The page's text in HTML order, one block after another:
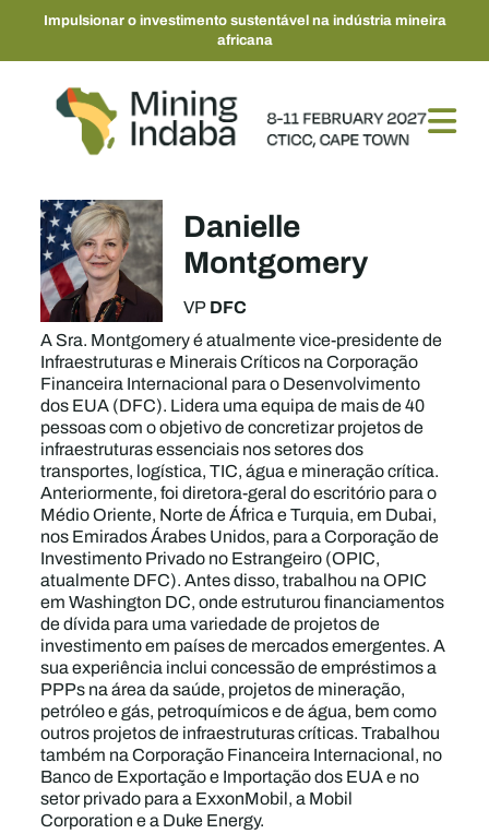
Impulsionar o investimento sustentável na indústria mineira
africana
Danielle
Montgomery
VPDFC
A Sra. Montgomery é atualmente vice-presidente de
Infraestruturas e Minerais Críticos na Corporação
Financeira Internacional para o Desenvolvimento
dos EUA (DFC). Lidera uma equipa de mais de 40
pessoas com o objetivo de concretizar projetos de
infraestruturas essenciais nos setores dos
transportes, logística, TIC, água e mineração crítica.
Anteriormente, foi diretora-geral do escritório para o
Médio Oriente, Norte de África e Turquia, em Dubai,
nos Emirados Árabes Unidos, para a Corporação de
Investimento Privado no Estrangeiro (OPIC,
atualmente DFC). Antes disso, trabalhou na OPIC
em Washington DC, onde estruturou financiamentos
de dívida para uma variedade de projetos de
investimento em países de mercados emergentes. A
sua experiência inclui concessão de empréstimos a
PPPs na área da saúde, projetos de mineração,
petróleo e gás, petroquímicos e de água, bem como
outros projetos de infraestruturas críticas. Trabalhou
também na Corporação Financeira Internacional, no
Banco de Exportação e Importação dos EUA e no
setor privado para a ExxonMobil, a Mobil
Corporation e a Duke Energy.